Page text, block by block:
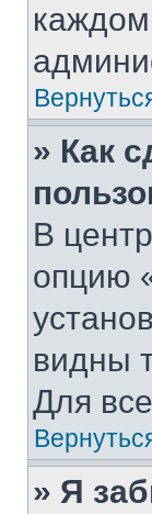
каждом
» Как
В
опцию
видны
Для
» Я